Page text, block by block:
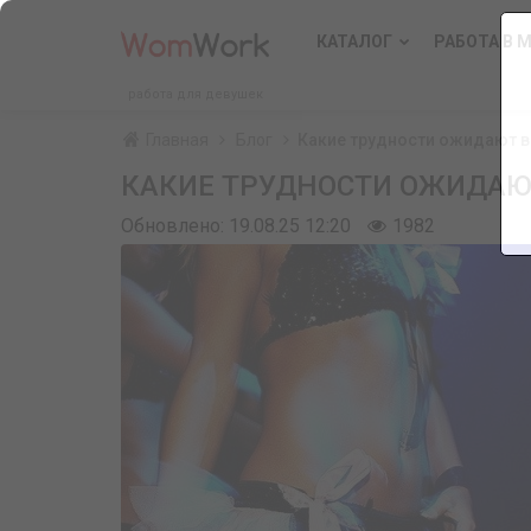
КАТАЛОГ РАБОТА В
КАКИЕ ТРУДНОСТИ
Обновлено: 19.08.25 12:20
1982